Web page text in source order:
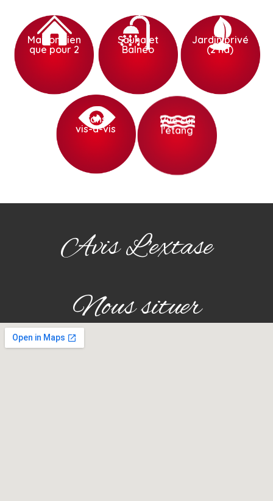
Maison rien
que pour 2
Sauna et
Balnéo
Jardin privé
(2 ha)
Sans
vis-à-vis
Vue sur
l'étang
Avis L'extase
Nous situer